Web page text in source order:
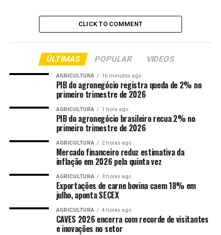
drasticamente reduzida pelo governo.
Comparação internacional
Em comparação com outros países, como os Estados
Unidos, onde 95% a 98% da área agrícola é segurada, o
Brasil apresenta uma cobertura alarmantemente baixa.
A falta de um programa robusto de subsídio ao prêmio
do seguro agrícola contribui para essa disparidade.
Impactos financeiros
A redução da verba para seguros rurais para 2026
será inferior à metade do previsto.
Produtores sem seguro enfrentam perdas
financeiras diretas em caso de desastres naturais.
A falta de proteção financeira resulta em dívidas
acumuladas, dificultando a sustentabilidade dos
CLICK TO COMMENT
ÚLTIMAS POPULAR VIDEOS
AGRICULTURA 16 minutos ago
PIB do agronegócio registra queda de 2% no
primeiro trimestre de 2026
AGRICULTURA 1 hora ago
PIB do agronegócio brasileiro recua 2% no
primeiro trimestre de 2026
AGRICULTURA 2 horas ago
Mercado financeiro reduz estimativa da
inflação em 2026 pela quinta vez
AGRICULTURA 3 horas ago
Exportações de carne bovina caem 18% em
julho, aponta SECEX
AGRICULTURA 4 horas ago
CAVES 2026 encerra com recorde de visitantes
e inovações no setor